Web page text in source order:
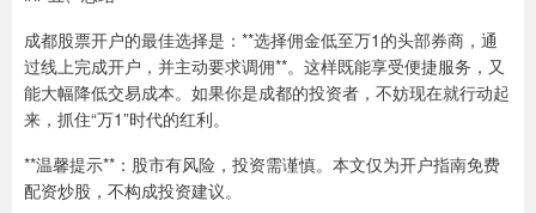
成都股票开户的最佳选择是：**选择佣金低至万1的头部券商，通
过线上完成开户，并主动要求调佣**。这样既能享受便捷服务，又
能大幅降低交易成本。如果你是成都的投资者，不妨现在就行动起
来，抓住“万1”时代的红利。
**温馨提示**：股市有风险，投资需谨慎。本文仅为开户指南免费
配资炒股，不构成投资建议。